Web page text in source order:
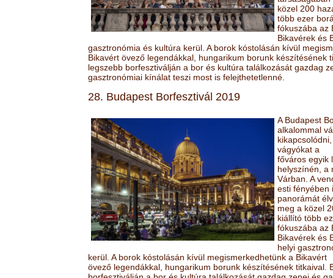
közel 200
több ezer
fókuszába az
Bikavérek és
gasztronómia és kultúra kerül. A borok kóstolásán kívül
Bikavért övező legendákkal, hungarikum borunk készítésének
legszebb borfesztiválján a bor és kultúra találkozását gazdag
gasztronómiai kínálat teszi most is felejthetetlenné.
28. Budapest Borfesztivál 2019
A Budapest
alkalommal
vágyókat a
főváros egyik
helyszínén, a
Várban. A
esti fényében
panorámát
meg a közel
kiállító több
fókuszába az
Bikavérek és
helyi
kerül. A borok kóstolásán kívül megismerkedhetünk a Bikavért
övező legendákkal, hungarikum borunk készítésének titkaival.